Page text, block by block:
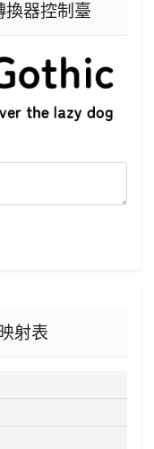
器控制臺
射表